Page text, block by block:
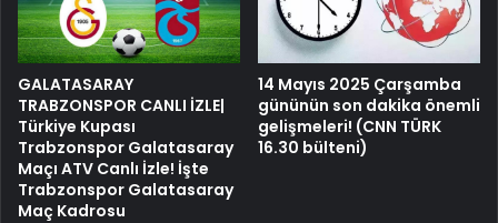
GALATASARAY
TRABZONSPOR CANLI İZLE|
Türkiye Kupası
Trabzonspor Galatasaray
Maçı ATV Canlı İzle! İşte
Trabzonspor Galatasaray
Maç Kadrosu
14 Mayıs 2025 Çarşamba
gününün son dakika önemli
gelişmeleri! (CNN TÜRK
16.30 bülteni)